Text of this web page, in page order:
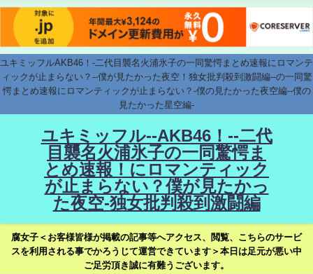
ユキミッフルAKB46！-二代目襲名火浦氷子の一同驚愕まとめ速報にロマンテ
ィックが止まらない？--僕が見たかった夜空！独女批判殺到激闘編--の一同驚
愕まとめ速報にロマンティックが止まらない？-僕の見たかった夜空編--僕の
見たかった星空編-
ユキミッフル--AKB46！--二代
目襲名火浦氷子の一同驚愕ま
とめ速報！にロマンティック
が止まらない？僕が見たかっ
た夜空-独女批判殺到激闘編
腐女子＜お客様皆様が掲載の記事等へアクセス、閲覧、こちらのサービ
スを利用される事でかろうじて運営できています＞本日は足元が悪い中
ご足労頂き誠に有難うございます。